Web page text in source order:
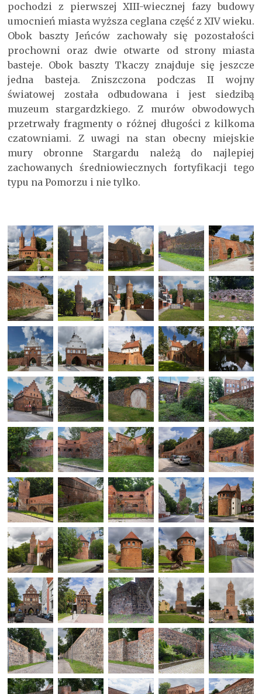
pochodzi z pierwszej XIII-wiecznej fazy budowy
umocnień miasta wyższa ceglana część z XIV wieku.
Obok baszty Jeńców zachowały się pozostałości
prochowni oraz dwie otwarte od strony miasta
basteje. Obok baszty Tkaczy znajduje się jeszcze
jedna basteja. Zniszczona podczas II wojny
światowej została odbudowana i jest siedzibą
muzeum stargardzkiego. Z murów obwodowych
przetrwały fragmenty o różnej długości z kilkoma
czatowniami. Z uwagi na stan obecny miejskie
mury obronne Stargardu należą do najlepiej
zachowanych średniowiecznych fortyfikacji tego
typu na Pomorzu i nie tylko.